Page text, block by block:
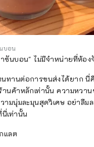
บอน
ซันบอน" ไม่มีจำหน่ายที่ห้อง
ทานต่อการขนส่งได้ยาก นี่
นค้าหลักเท่านั้น ความหวา
ามนุ่มละมุนสุดวิเศษ อย่าลืม
เท่านั้น
แลต